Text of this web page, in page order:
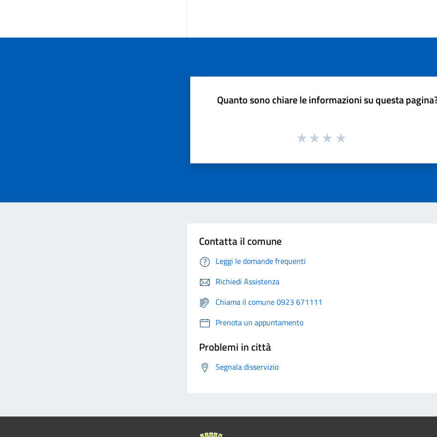
Quanto sono chiare le informazioni su questa
Contatta il comune
Leggi le domande frequenti
Richiedi Assistenza
Chiama il comune 0923 671111
Prenota un appuntamento
Problemi in città
Segnala disservizio